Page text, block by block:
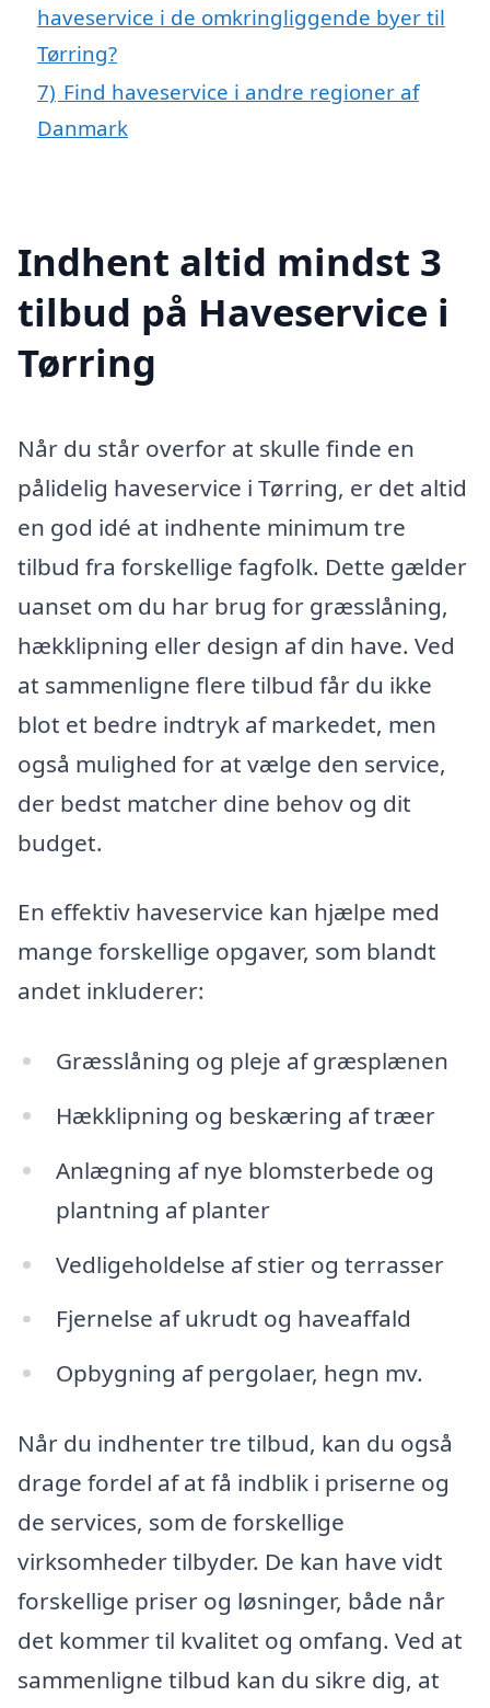
haveservice i de omkringliggende byer til
Tørring?
7) Find haveservice i andre regioner af
Danmark
Indhent altid mindst 3
tilbud på Haveservice i
Tørring
Når du står overfor at skulle finde en
pålidelig haveservice i Tørring, er det altid
en god idé at indhente minimum tre
tilbud fra forskellige fagfolk. Dette gælder
uanset om du har brug for græsslåning,
hækklipning eller design af din have. Ved
at sammenligne flere tilbud får du ikke
blot et bedre indtryk af markedet, men
også mulighed for at vælge den service,
der bedst matcher dine behov og dit
budget.
En effektiv haveservice kan hjælpe med
mange forskellige opgaver, som blandt
andet inkluderer:
Græsslåning og pleje af græsplænen
Hækklipning og beskæring af træer
Anlægning af nye blomsterbede og
plantning af planter
Vedligeholdelse af stier og terrasser
Fjernelse af ukrudt og haveaffald
Opbygning af pergolaer, hegn mv.
Når du indhenter tre tilbud, kan du også
drage fordel af at få indblik i priserne og
de services, som de forskellige
virksomheder tilbyder. De kan have vidt
forskellige priser og løsninger, både når
det kommer til kvalitet og omfang. Ved at
sammenligne tilbud kan du sikre dig, at